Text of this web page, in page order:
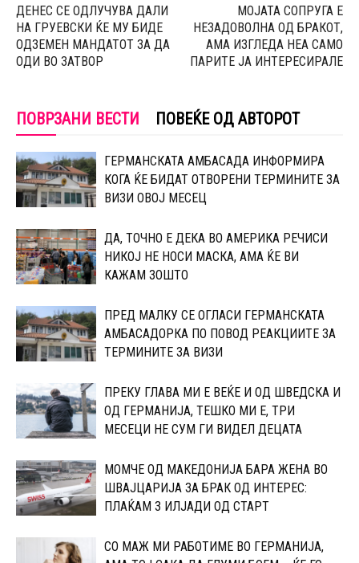
ДЕНЕС СЕ ОДЛУЧУВА ДАЛИ
НА ГРУЕВСКИ ЌЕ МУ БИДЕ
ОДЗЕМЕН МАНДАТОТ ЗА ДА
ОДИ ВО ЗАТВОР
МОЈАТА СОПРУГА Е
НЕЗАДОВОЛНА ОД БРАКОТ,
АМА ИЗГЛЕДА НЕА САМО
ПАРИТЕ ЈА ИНТЕРЕСИРАЛЕ
ПОВРЗАНИ ВЕСТИ ПОВЕЌЕ ОД АВТОРОТ
ГЕРМАНСКАТА АМБАСАДА ИНФОРМИРА
КОГА ЌЕ БИДАТ ОТВОРЕНИ ТЕРМИНИТЕ ЗА
ВИЗИ ОВОЈ МЕСЕЦ
ДА, ТОЧНО Е ДЕКА ВО АМЕРИКА РЕЧИСИ
НИКОЈ НЕ НОСИ МАСКА, АМА ЌЕ ВИ
КАЖАМ ЗОШТО
ПРЕД МАЛКУ СЕ ОГЛАСИ ГЕРМАНСКАТА
АМБАСАДОРКА ПО ПОВОД РЕАКЦИИТЕ ЗА
ТЕРМИНИТЕ ЗА ВИЗИ
ПРЕКУ ГЛАВА МИ Е ВЕЌЕ И ОД ШВЕДСКА И
ОД ГЕРМАНИЈА, ТЕШКО МИ Е, ТРИ
МЕСЕЦИ НЕ СУМ ГИ ВИДЕЛ ДЕЦАТА
МОМЧЕ ОД МАКЕДОНИЈА БАРА ЖЕНА ВО
ШВАЈЦАРИЈА ЗА БРАК ОД ИНТЕРЕС:
ПЛАЌАМ 3 ИЛЈАДИ ОД СТАРТ
СО МАЖ МИ РАБОТИМЕ ВО ГЕРМАНИЈА,